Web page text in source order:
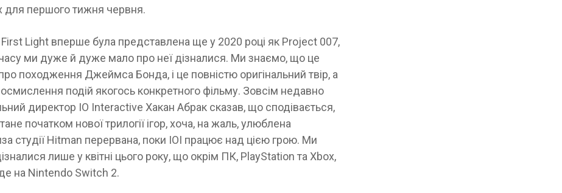
для першого тижня червня.
First Light вперше була представлена ​​ще у 2020 році як Project 007,
часу ми дуже й дуже мало про неї дізналися. Ми знаємо, що це
про походження Джеймса Бонда, і це повністю оригінальний твір, а
подій якогось конкретного фільму. Зовсім недавно
директор IO Interactive Хакан Абрак сказав, що сподівається,
початком нової трилогії ігор, хоча, на жаль, улюблена
студії Hitman перервана, поки IOI працює над цією грою. Ми
лише у квітні цього року, що окрім ПК, PlayStation та Xbox,
на Nintendo Switch 2.